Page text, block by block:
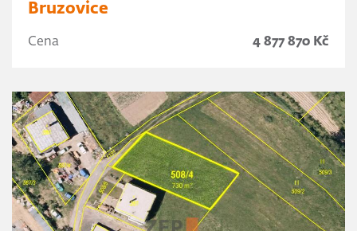
Bruzovice
Cena 4 877 870 Kč